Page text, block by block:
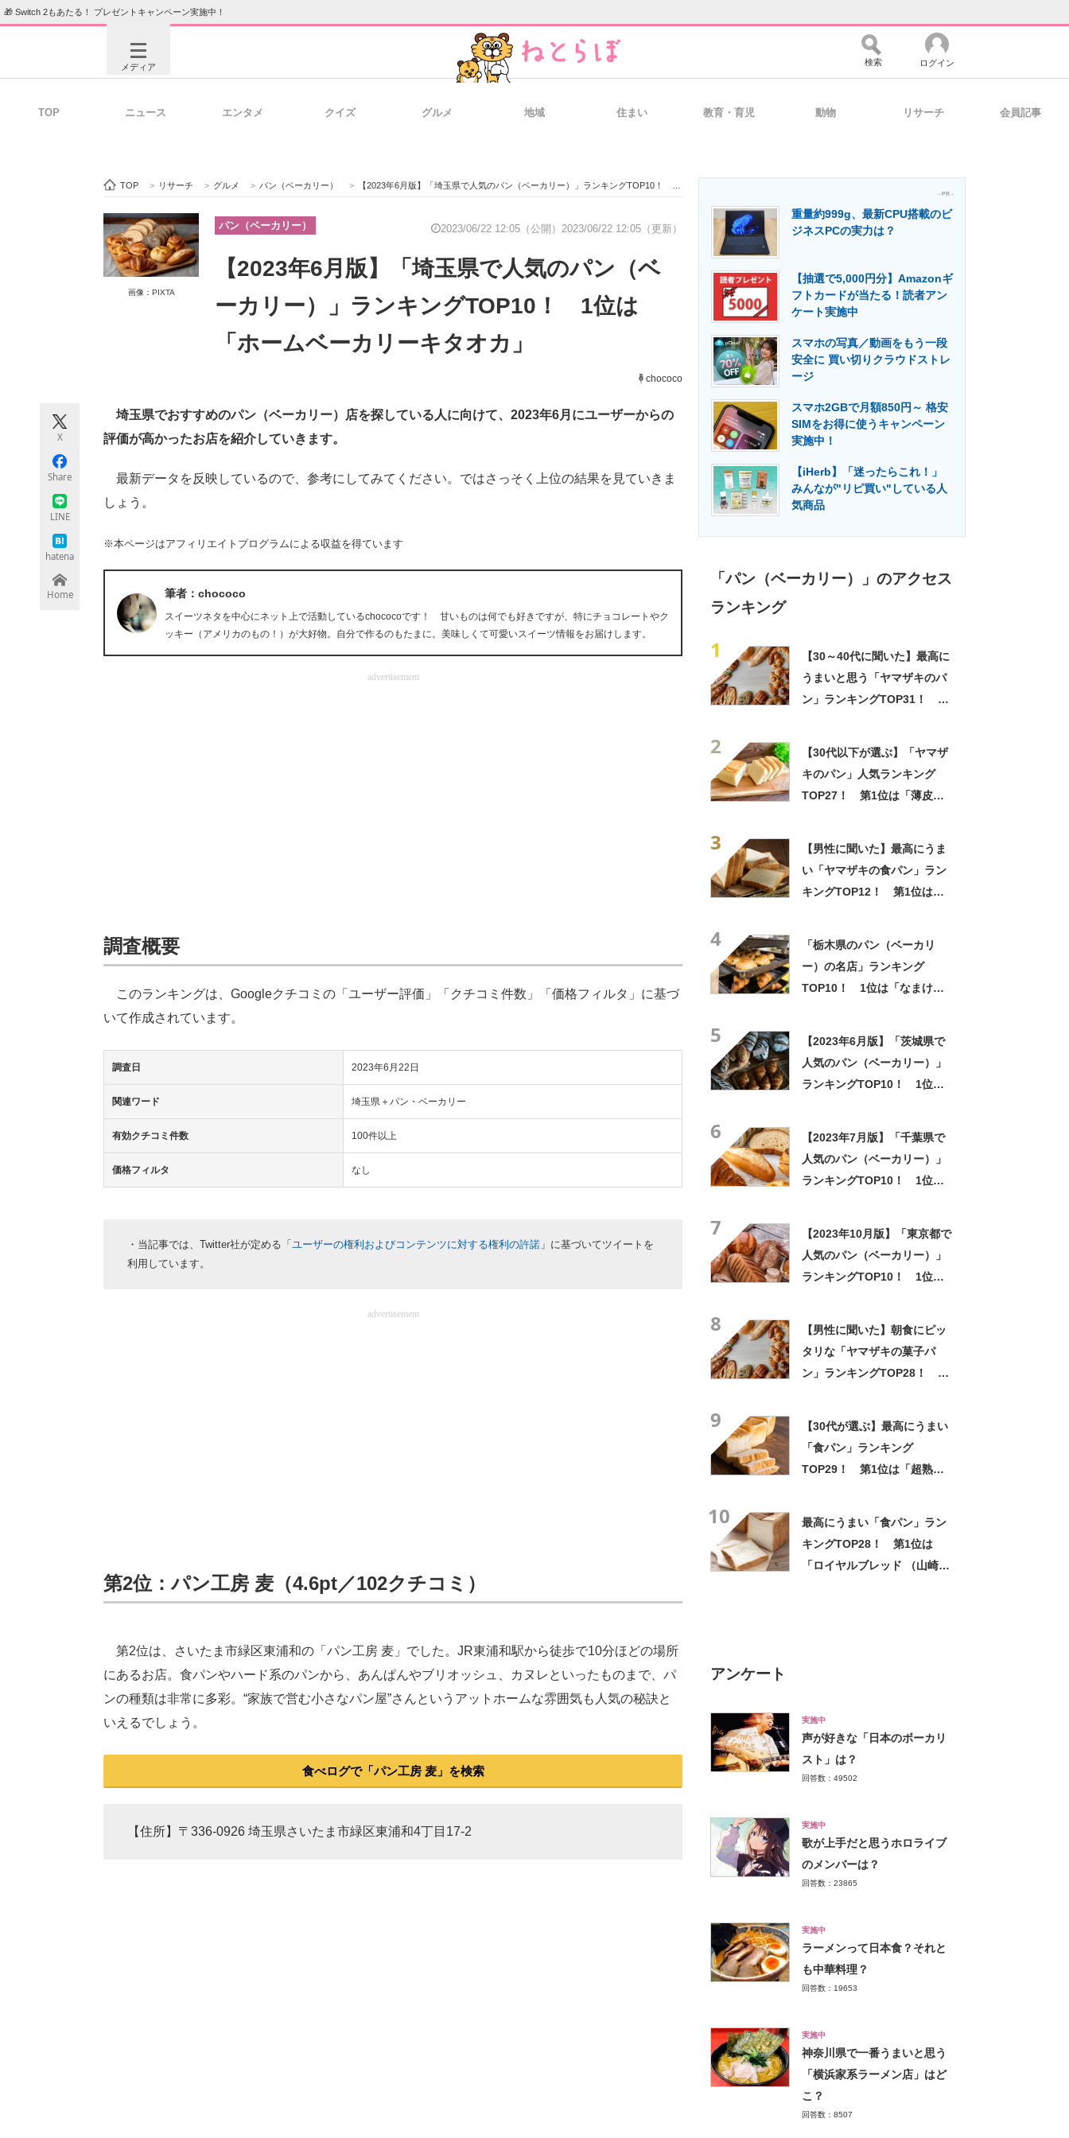
🎁 Switch 2もあたる！ プレゼントキャンペーン実施中！
メディア
ビジネスと働き方のヒント 経営リーダーのコミュニティ マーケ×ITの今がよく分かる
ITエンジニア向け専門サイト 製造業のIT導入・活用を支援
エネルギーの専門メディア 建設×テクノロジーの最前線
ちょっと気になるネットの話題
検索 ログイン
TOP ニュース エンタメ クイズ グルメ 地域 住まい 教育・育児 動物 リサーチ 会員記事
TOP > リサーチ > グルメ > パン（ベーカリー） > 【2023年6月版】「埼玉県で人気のパン（ベーカリー）」ランキングTOP10！ 1位は「ホームベーカリーキタオカ」
画像：PIXTA
パン（ベーカリー） 2023/06/22 12:05（公開） 2023/06/22 12:05（更新）
【2023年6月版】「埼玉県で人気のパン（ベ
ーカリー）」ランキングTOP10！ 1位は
「ホームベーカリーキタオカ」
chococo
X
Share
LINE
hatena
Home
埼玉県でおすすめのパン（ベーカリー）店を探している人に向けて、2023年6月にユーザーからの
評価が高かったお店を紹介していきます。
最新データを反映しているので、参考にしてみてください。ではさっそく上位の結果を見ていきま
しょう。
※本ページはアフィリエイトプログラムによる収益を得ています
筆者：chococo
スイーツネタを中心にネット上で活動しているchococoです！ 甘いものは何でも好きですが、特にチョコレートやク
ッキー（アメリカのもの！）が大好物。自分で作るのもたまに。美味しくて可愛いスイーツ情報をお届けします。
advertisement
調査概要
このランキングは、Googleクチコミの「ユーザー評価」「クチコミ件数」「価格フィルタ」に基づ
いて作成されています。
調査日 2023年6月22日
関連ワード 埼玉県＋パン・ベーカリー
有効クチコミ件数 100件以上
価格フィルタ なし
・当記事では、Twitter社が定める「 ユーザーの権利およびコンテンツに対する権利の許諾 」に基づいてツイートを
利用しています。
advertisement
第2位：パン工房 麦（4.6pt／102クチコミ）
第2位は、さいたま市緑区東浦和の「パン工房 麦」でした。JR東浦和駅から徒歩で10分ほどの場所
にあるお店。食パンやハード系のパンから、あんぱんやブリオッシュ、カヌレといったものまで、パ
ンの種類は非常に多彩。“家族で営む小さなパン屋”さんというアットホームな雰囲気も人気の秘訣と
いえるでしょう。
食べログで「パン工房 麦」を検索
【住所】〒336-0926 埼玉県さいたま市緑区東浦和4丁目17-2
- PR -
重量約999g、最新CPU搭載のビ
ジネスPCの実力は？
【抽選で5,000円分】Amazonギ
フトカードが当たる！読者アン
ケート実施中
スマホの写真／動画をもう一段
安全に 買い切りクラウドストレ
ージ
スマホ2GBで月額850円～ 格安
SIMをお得に使うキャンペーン
実施中！
【iHerb】「迷ったらこれ！」
みんなが"リピ買い"している人
気商品
「パン（ベーカリー）」のアクセス
ランキング
1
【30～40代に聞いた】最高に
うまいと思う「ヤマザキのパ
ン」ランキングTOP31！ 第
2
【30代以下が選ぶ】「ヤマザ
キのパン」人気ランキング
TOP27！ 第1位は「薄皮シ
3
【男性に聞いた】最高にうま
い「ヤマザキの食パン」ラン
キングTOP12！ 第1位は
4
「栃木県のパン（ベーカリ
ー）の名店」ランキング
TOP10！ 1位は「なまけも
5
【2023年6月版】「茨城県で
人気のパン（ベーカリー）」
ランキングTOP10！ 1位は
6
【2023年7月版】「千葉県で
人気のパン（ベーカリー）」
ランキングTOP10！ 1位は
7
【2023年10月版】「東京都で
人気のパン（ベーカリー）」
ランキングTOP10！ 1位は
8
【男性に聞いた】朝食にピッ
タリな「ヤマザキの菓子パ
ン」ランキングTOP28！ 第
9
【30代が選ぶ】最高にうまい
「食パン」ランキング
TOP29！ 第1位は「超熟
10
最高にうまい「食パン」ラン
キングTOP28！ 第1位は
「ロイヤルブレッド （山崎製
アンケート
実施中
声が好きな「日本のボーカリ
スト」は？
回答数：49502
実施中
歌が上手だと思うホロライブ
のメンバーは？
回答数：23865
実施中
ラーメンって日本食？それと
も中華料理？
回答数：19653
実施中
神奈川県で一番うまいと思う
「横浜家系ラーメン店」はど
こ？
回答数：8507